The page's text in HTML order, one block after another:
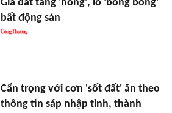
Giá đất tăng 'nóng', lo 'bong bóng'
bất động sản
Cẩn trọng với cơn 'sốt đất' ăn theo
thông tin sáp nhập tỉnh, thành